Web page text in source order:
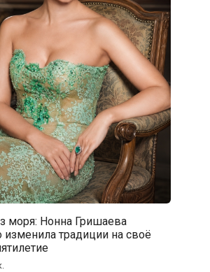
моря: Нонна Гришаева
традиции на своё